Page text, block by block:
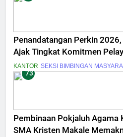
Penandatangan Perkin
Ajak Tingkat Komitmen
KANTOR SEKSI BIMBINGAN
73
Pembinaan Pokjaluh Agama
SMA Kristen Makale